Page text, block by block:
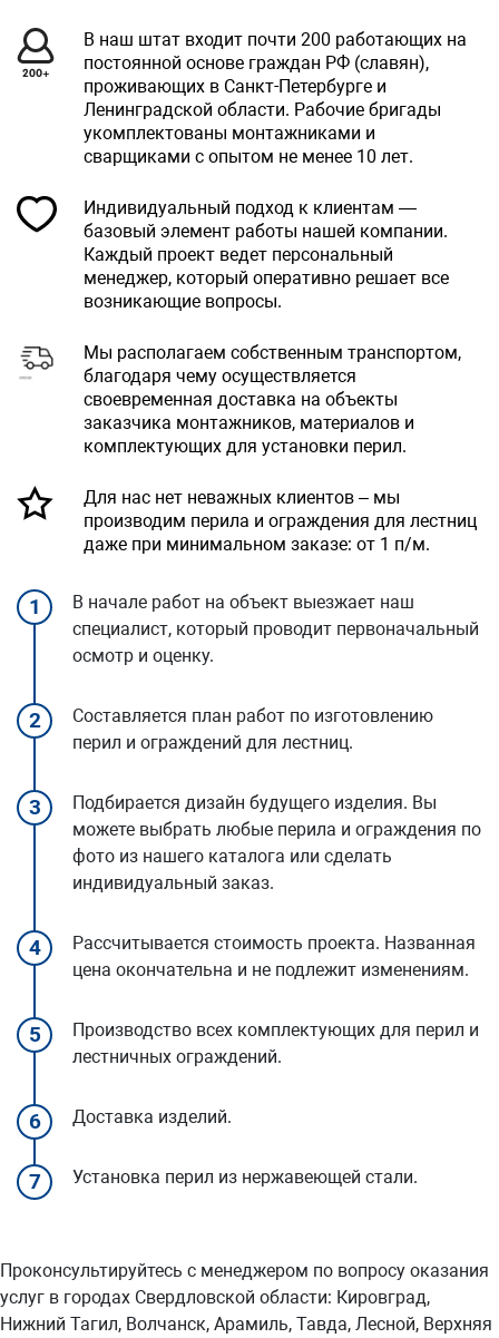
В наш штат входит почти 200 работающих на
постоянной основе граждан РФ (славян),
проживающих в Санкт-Петербурге и
Ленинградской области. Рабочие бригады
укомплектованы монтажниками и
сварщиками с опытом не менее 10 лет.
Индивидуальный подход к клиентам —
базовый элемент работы нашей компании.
Каждый проект ведет персональный
менеджер, который оперативно решает все
возникающие вопросы.
Мы располагаем собственным транспортом,
благодаря чему осуществляется
своевременная доставка на объекты
заказчика монтажников, материалов и
комплектующих для установки перил.
Для нас нет неважных клиентов – мы
производим перила и ограждения для лестниц
даже при минимальном заказе: от 1 п/м.
1
В начале работ на объект выезжает наш
специалист, который проводит первоначальный
осмотр и оценку.
2
Составляется план работ по изготовлению
перил и ограждений для лестниц.
3
Подбирается дизайн будущего изделия. Вы
можете выбрать любые перила и ограждения по
фото из нашего каталога или сделать
индивидуальный заказ.
4
Рассчитывается стоимость проекта. Названная
цена окончательна и не подлежит изменениям.
5
Производство всех комплектующих для перил и
лестничных ограждений.
6 Доставка изделий.
7 Установка перил из нержавеющей стали.
Проконсультируйтесь с менеджером по вопросу оказания
услуг в городах Свердловской области: Кировград,
Нижний Тагил, Волчанск, Арамиль, Тавда, Лесной, Верхняя